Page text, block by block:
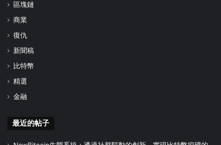
區塊鏈
商業
復仇
新聞稿
比特幣
精選
金融
最近的帖子